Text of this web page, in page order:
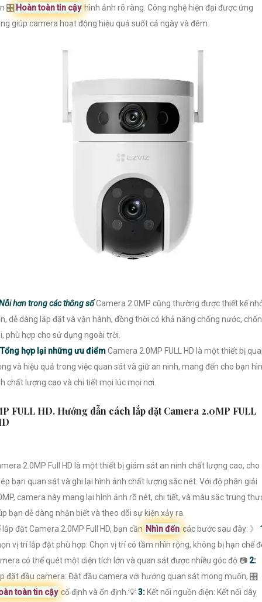
🎛Hoàn toàn tin cậy hình ảnh rõ ràng. Công nghệ hiện đại được ứng
giúp camera hoạt động hiệu quả suốt cả ngày và đêm.
hơn trong các thông sốCamera 2.0MP cũng thường được thiết kế
dễ dàng lắp đặt và vận hành, đồng thời có khả năng chống nước,
phù hợp cho sử dụng ngoài trời.
Tổng hợp lại những ưu điểmCamera 2.0MP FULL HD là một thiết bị
và hiệu quả trong việc quan sát và giữ an ninh, mang đến cho bạn
chất lượng cao và chi tiết mọi lúc mọi nơi.
FULL HD. Hướng dẫn cách lắp đặt Camera 2.0MP FULL
2.0MP Full HD là một thiết bị giám sát an ninh chất lượng cao, cho
bạn quan sát và ghi lại hình ảnh chất lượng sắc nét. Với độ phân giải
camera này mang lại hình ảnh rõ nét, chi tiết, và màu sắc trung
bạn dễ dàng nhận biết và theo dõi sự kiện xảy ra.
lắp đặt Camera 2.0MP Full HD, bạn cần Nhìn đến các bước sau đây: 》
vị trí lắp đặt phù hợp: Chọn vị trí có tầm nhìn rộng, không bị hạn chế
có thể quét một diện tích lớn và quan sát được nhiều góc độ.📷 2:
đặt đầu camera: Đặt đầu camera với hướng quan sát mong muốn, 🎛
toàn tin cậy cố định và ổn định.💡3:Kết nối nguồn điện: Kết nối dây